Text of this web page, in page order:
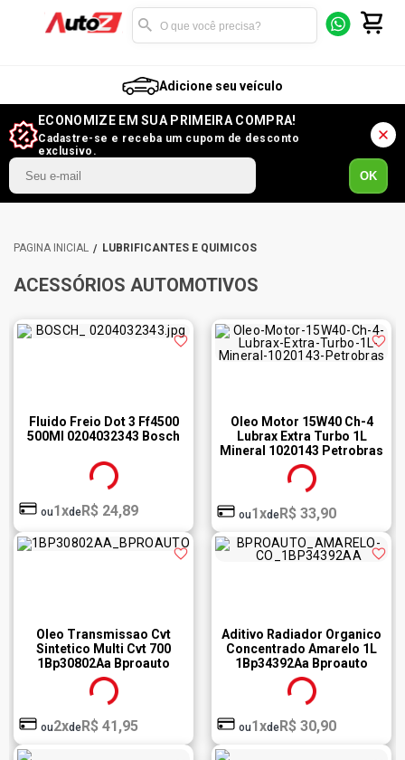
Adicione seu veículo
ECONOMIZE EM SUA PRIMEIRA COMPRA!
Cadastre-se e receba um cupom de desconto
exclusivo.
OK
LUBRIFICANTES E QUÍMICOS
ACESSÓRIOS AUTOMOTIVOS
Fluido Freio Dot 3 Ff4500
500Ml 0204032343 Bosch
ou1xdeR$ 24,89
Oleo Motor 15W40 Ch-4
Lubrax Extra Turbo 1L
Mineral 1020143 Petrobras
ou1xdeR$ 33,90
Oleo Transmissao Cvt
Sintetico Multi Cvt 700
1Bp30802Aa Bproauto
ou2xdeR$ 41,95
Aditivo Radiador Organico
Concentrado Amarelo 1L
1Bp34392Aa Bproauto
ou1xdeR$ 30,90